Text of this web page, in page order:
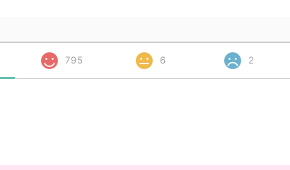
795 6 2